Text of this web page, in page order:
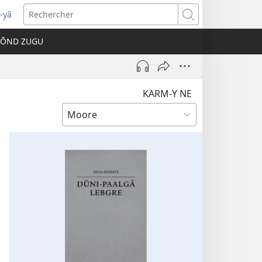
yã
Rechercher
ZUGU
KARM-Y NE